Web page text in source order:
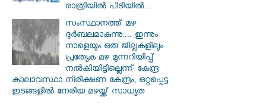
രാത്രിയിൽ പിടിയിൽ...
സംസ്ഥാനത്ത് മഴ
ദുർബലമാകുന്നു.... ഇന്നും
നാളെയും ഒരു ജില്ലകളിലും
പ്രത്യേക മഴ മുന്നറിയിപ്പ്
നൽകിയിട്ടില്ലെന്ന് കേന്ദ്ര
കാലാവസ്ഥാ നിരീക്ഷണ കേന്ദ്രം, ഒറ്റപ്പെട്ട
ഇടങ്ങളിൽ നേരിയ മഴയ്ക്ക് സാധ്യത